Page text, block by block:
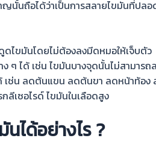
นั้นถือได้ว่าเป็นการสลายไขมันที่ปลอ
ดไขมันโดยไม่ต้องลงมีดหมอให้เจ็บตัว
ง ๆ ได้ เช่น ไขมันบางจุดนั้นไม่สามาร
เช่น ลดต้นแขน ลดต้นขา ลดหน้าท้อง
ลีเซอไรด์ ไขมันในเลือดสูง
ได้อย่างไร ?